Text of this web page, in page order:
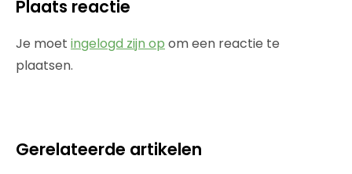
Plaats reactie
Je moet ingelogd zijn op om een reactie te
plaatsen.
Gerelateerde artikelen